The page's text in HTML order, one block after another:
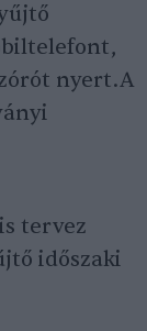
nyert.A
tervez
időszaki